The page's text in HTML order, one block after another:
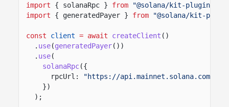
import
{ solanaRpc } from
"@solana/kit-plugin-
import
{ generatedPayer } from "@solana/kit-
const client = await createClient ()
. use(generatedPayer())
. use(
solanaRpc({
rpcUrl:
"https://api.mainnet.solana.com"
})
);